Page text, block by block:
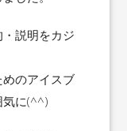
説明をカジ
のアイスブ
気に(^^)